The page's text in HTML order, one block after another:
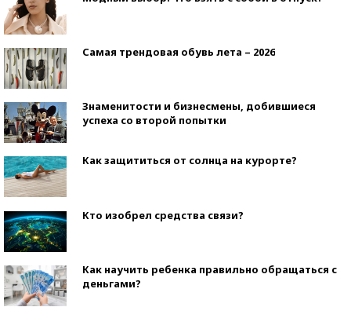
Самая трендовая обувь лета – 2026
Знаменитости и бизнесмены, добившиеся
успеха со второй попытки
Как защититься от солнца на курорте?
Кто изобрел средства связи?
Как научить ребенка правильно обращаться с
деньгами?